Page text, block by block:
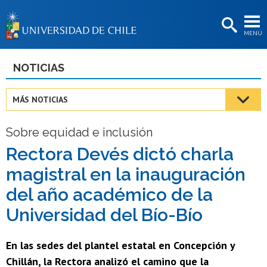
MENÚ
BIBLIOTECAS
Estudiantes
Académicas/os
Funcionarias/os
Egresadas/os
NOTICIAS
MÁS NOTICIAS
Sobre equidad e inclusión
Rectora Devés dictó charla
magistral en la inauguración
del año académico de la
Universidad del Bío-Bío
En las sedes del plantel estatal en Concepción y
Chillán, la Rectora analizó el camino que la